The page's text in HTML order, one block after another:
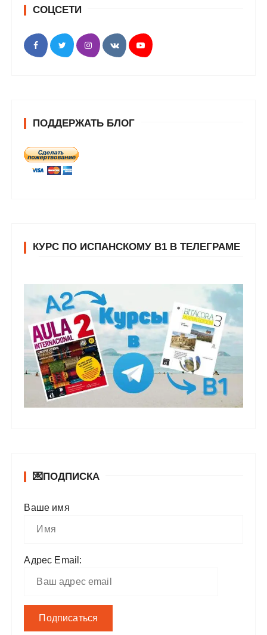
СОЦСЕТИ
ПОДДЕРЖАТЬ БЛОГ
КУРС ПО ИСПАНСКОМУ В1 В ТЕЛЕГРАМЕ
💌ПОДПИСКА
Ваше имя
Адрес Email: